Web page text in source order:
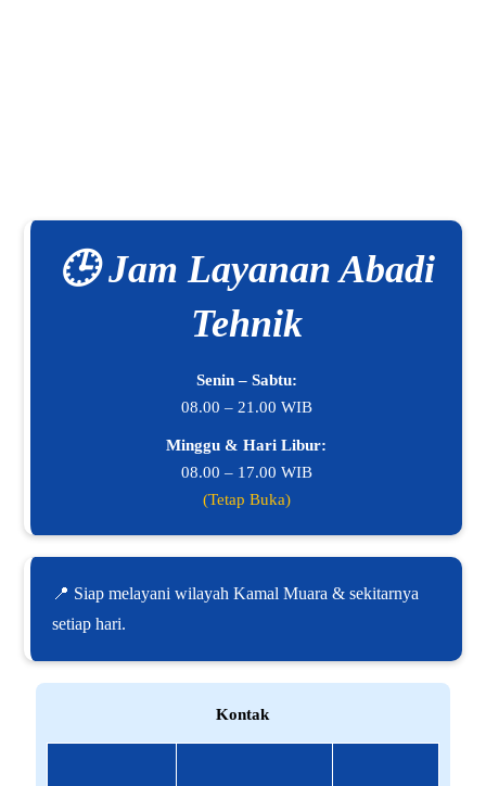
🕒 Jam Layanan Abadi
Tehnik
Senin – Sabtu:
08.00 – 21.00 WIB
Minggu & Hari Libur:
08.00 – 17.00 WIB
(Tetap Buka)
📍 Siap melayani wilayah Kamal Muara & sekitarnya
setiap hari.
Kontak